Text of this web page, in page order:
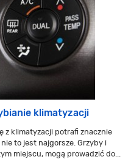
klimatyzacji
z klimatyzacji potrafi znacznie
to jest najgorsze. Grzyby i
miejscu, mogą prowadzić do...